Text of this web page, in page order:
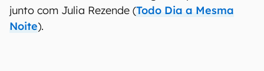
junto com Julia Rezende (Todo Dia a Mesma
Noite).